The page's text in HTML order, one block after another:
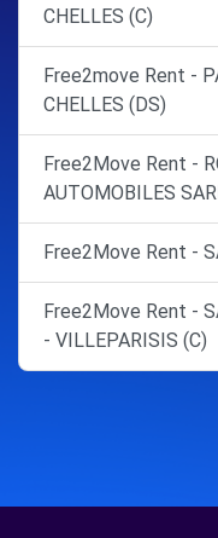
CHELLES (C)
Free2move Rent -
CHELLES (DS)
Free2Move Rent -
AUTOMOBILES
Free2Move Rent -
Free2Move Rent -
- VILLEPARISIS (C)